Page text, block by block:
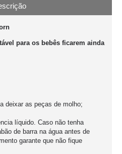
para os bebês ficarem ainda
deixar as peças de molho;
líquido. Caso não tenha
de barra na água antes de
garante que não fique